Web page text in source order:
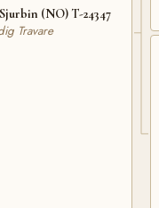
(NO) T-24347
Travare